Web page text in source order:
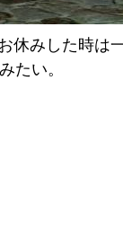
休みした時は
たい。